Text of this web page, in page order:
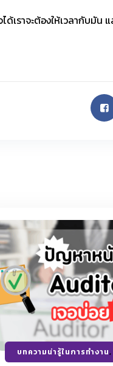
ด้เราจะต้องให้เวลากับมั
บทความน่ารู้ในการทำงาน,